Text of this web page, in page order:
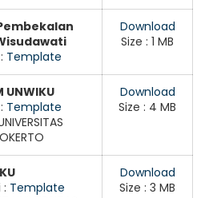
Template
Download
Size : 1 MB
UNWIKU
Template
Download
Size : 4 MB
Template
Download
Size : 3 MB